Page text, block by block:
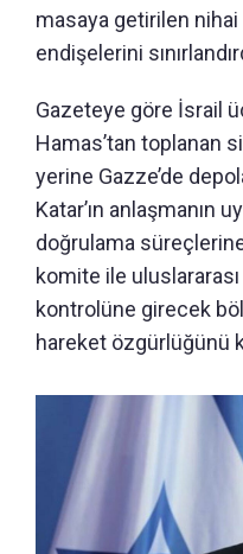
masaya getirilen
endişelerini
Gazeteye göre İsrail
Hamas’tan toplanan
yerine Gazze’de
Katar’ın anlaşmanın
doğrulama
komite ile
kontrolüne girecek
hareket özgürlüğünü